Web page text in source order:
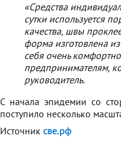
«Средства
сутки используется
качества, швы
форма изготовлена
себя очень
предпринимателям,
руководитель.
С начала эпидемии со
поступило несколько
Источник све.рф